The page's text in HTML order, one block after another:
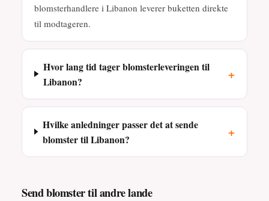
blomsterhandlere i Libanon leverer buketten direkte
til modtageren.
Hvor lang tid tager blomsterleveringen til
Libanon?
+
Hvilke anledninger passer det at sende
blomster til Libanon?
+
Send blomster til andre lande